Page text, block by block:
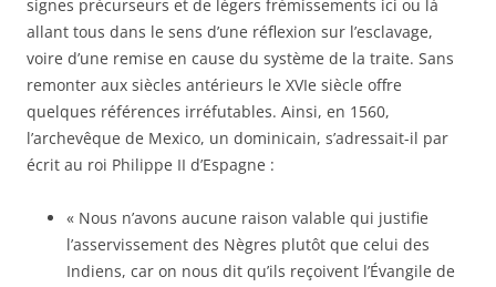
signes précurseurs et de légers frémissements ici ou là
allant tous dans le sens d’une réflexion sur l’esclavage,
voire d’une remise en cause du système de la traite. Sans
remonter aux siècles antérieurs le XVIe siècle offre
quelques références irréfutables. Ainsi, en 1560,
l’archevêque de Mexico, un dominicain, s’adressait-il par
écrit au roi Philippe II d’Espagne :
« Nous n’avons aucune raison valable qui justifie
l’asservissement des Nègres plutôt que celui des
Indiens, car on nous dit qu’ils reçoivent l’Évangile de